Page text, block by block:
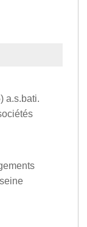
a.s.bati.